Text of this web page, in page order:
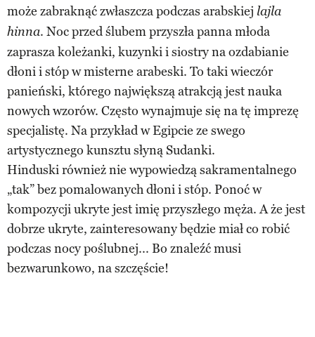
może zabraknąć zwłaszcza podczas arabskiej lajla
hinna. Noc przed ślubem przyszła panna młoda
zaprasza koleżanki, kuzynki i siostry na ozdabianie
dłoni i stóp w misterne arabeski. To taki wieczór
panieński, którego największą atrakcją jest nauka
nowych wzorów. Często wynajmuje się na tę imprezę
specjalistę. Na przykład w Egipcie ze swego
artystycznego kunsztu słyną Sudanki.
Hinduski również nie wypowiedzą sakramentalnego
„tak” bez pomalowanych dłoni i stóp. Ponoć w
kompozycji ukryte jest imię przyszłego męża. A że jest
dobrze ukryte, zainteresowany będzie miał co robić
podczas nocy poślubnej... Bo znaleźć musi
bezwarunkowo, na szczęście!